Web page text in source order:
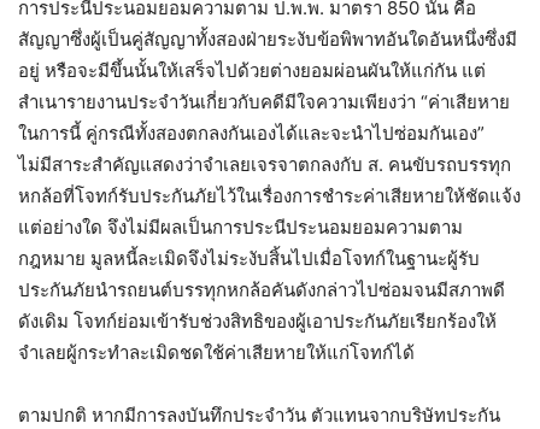
การประนีประนอมยอมความตาม ป.พ.พ. มาตรา 850 นั้น คือ
สัญญาซึ่งผู้เป็นคู่สัญญาทั้งสองฝ่ายระงับข้อพิพาทอันใดอันหนึ่งซึ่งมี
อยู่ หรือจะมีขึ้นนั้นให้เสร็จไปด้วยต่างยอมผ่อนผันให้แก่กัน แต่
สำเนารายงานประจำวันเกี่ยวกับคดีมีใจความเพียงว่า “ค่าเสียหาย
ในการนี้ คู่กรณีทั้งสองตกลงกันเองได้และจะนำไปซ่อมกันเอง”
ไม่มีสาระสำคัญแสดงว่าจำเลยเจรจาตกลงกับ ส. คนขับรถบรรทุก
หกล้อที่โจทก์รับประกันภัยไว้ในเรื่องการชำระค่าเสียหายให้ชัดแจ้ง
แต่อย่างใด จึงไม่มีผลเป็นการประนีประนอมยอมความตาม
กฎหมาย มูลหนี้ละเมิดจึงไม่ระงับสิ้นไปเมื่อโจทก์ในฐานะผู้รับ
ประกันภัยนำรถยนต์บรรทุกหกล้อคันดังกล่าวไปซ่อมจนมีสภาพดี
ดังเดิม โจทก์ย่อมเข้ารับช่วงสิทธิของผู้เอาประกันภัยเรียกร้องให้
จำเลยผู้กระทำละเมิดชดใช้ค่าเสียหายให้แก่โจทก์ได้
ตามปกติ หากมีการลงบันทึกประจำวัน ตัวแทนจากบริษัทประกัน